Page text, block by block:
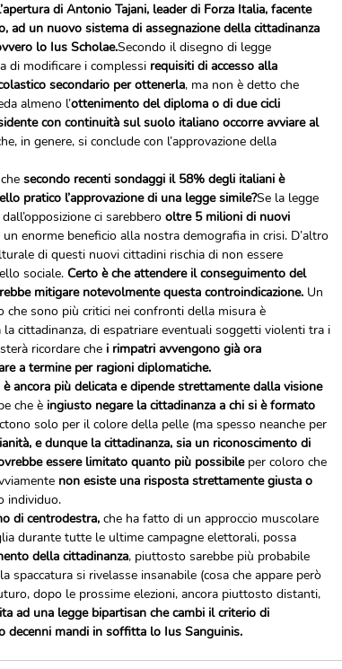
di Antonio Tajani, leader di Forza Italia, facente
ad un nuovo sistema di assegnazione della cittadinanza
lo Ius Scholae.Secondo il disegno di legge
di modificare i complessi requisiti di accesso alla
secondario per ottenerla, ma non è detto che
almeno l’ottenimento del diploma o di due cicli
con continuità sul suolo italiano occorre avviare al
in genere, si conclude con l’approvazione della
secondo recenti sondaggi il 58% degli italiani è
pratico l’approvazione di una legge simile?Se la legge
ci sarebbero oltre 5 milioni di nuovi
enorme beneficio alla nostra demografia in crisi. D’altro
di questi nuovi cittadini rischia di non essere
sociale. Certo è che attendere il conseguimento del
mitigare notevolmente questa controindicazione. Un
sono più critici nei confronti della misura è
cittadinanza, di espatriare eventuali soggetti violenti tra i
ricordare che i rimpatri avvengono già ora
a termine per ragioni diplomatiche.
ancora più delicata e dipende strettamente dalla visione
che è ingiusto negare la cittadinanza a chi si è formato
solo per il colore della pelle (ma spesso neanche per
e dunque la cittadinanza, sia un riconoscimento di
essere limitato quanto più possibile per coloro che
non esiste una risposta strettamente giusta o
individuo.
di centrodestra, che ha fatto di un approccio muscolare
durante tutte le ultime campagne elettorali, possa
della cittadinanza, piuttosto sarebbe più probabile
si rivelasse insanabile (cosa che appare però
dopo le prossime elezioni, ancora piuttosto distanti,
ad una legge bipartisan che cambi il criterio di
decenni mandi in soffitta lo Ius Sanguinis.